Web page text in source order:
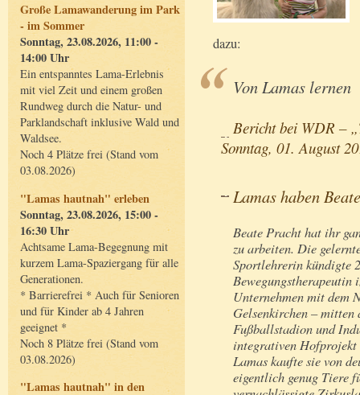
Große Lamawanderung im Park
- im Sommer
Sonntag, 23.08.2026, 11:00 -
14:00 Uhr
Ein entspanntes Lama-Erlebnis
mit viel Zeit und einem großen
Rundweg durch die Natur- und
Parklandschaft inklusive Wald und
Waldsee.
Noch 4 Plätze frei (Stand vom
03.08.2026)
"Lamas hautnah" erleben
Sonntag, 23.08.2026, 15:00 -
16:30 Uhr
Achtsame Lama-Begegnung mit
kurzem Lama-Spaziergang für alle
Generationen.
* Barrierefrei * Auch für Senioren
und für Kinder ab 4 Jahren
geeignet *
Noch 8 Plätze frei (Stand vom
03.08.2026)
"Lamas hautnah" in den
dazu:
Von Lamas lernen
Bericht bei WDR –
Sonntag, 01. August
Lamas haben
Beate Pracht hat ihr
zu arbeiten. Die
Sportlehrerin kündigte
Bewegungstherapeutin
Unternehmen mit dem
Gelsenkirchen – mitten
Fußballstadion und
integrativen
Lamas kaufte sie von
eigentlich genug Tiere